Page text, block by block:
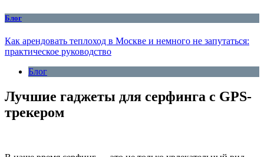
Блог
Как арендовать теплоход в Москве и немного не запутаться:
практическое руководство
Блог
Лучшие гаджеты для серфинга с GPS-
трекером